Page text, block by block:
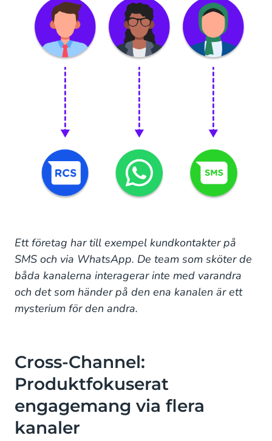
Ett företag har till exempel kundkontakter på
SMS och via WhatsApp. De team som sköter de
båda kanalerna interagerar inte med varandra
och det som händer på den ena kanalen är ett
mysterium för den andra.
Cross-Channel:
Produktfokuserat
engagemang via flera
kanaler